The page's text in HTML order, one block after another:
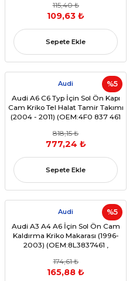
115,40 ₺
109,63 ₺
Sepete Ekle
%5
Audi
Audi A6 C6 Typ İçin Sol Ön Kapı
Cam Kriko Tel Halat Tamir Takımı
(2004 - 2011) (OEM:4F0 837 461
837 461 C )
818,15 ₺
777,24 ₺
Sepete Ekle
%5
Audi
Audi A3 A4 A6 İçin Sol Ön Cam
Kaldırma Kriko Makarası (1996-
2003) (OEM:8L3837461 ,
174,61 ₺
165,88 ₺